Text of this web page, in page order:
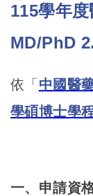
115學年
MD/PhD
依「中國醫
學碩博士學
一、申請資格